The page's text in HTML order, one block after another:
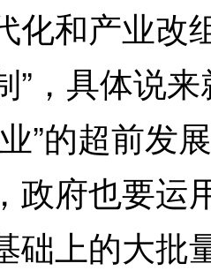
化和产业改
”，具体说
”的超前发
政府也要运
础上的大批